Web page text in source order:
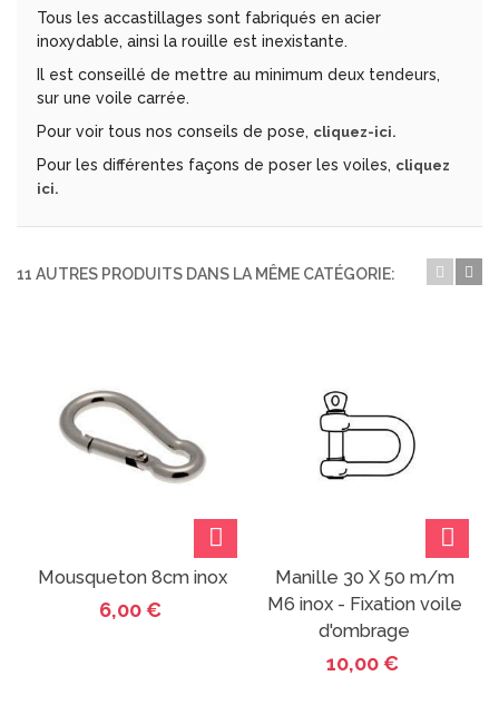
Tous les accastillages sont fabriqués en acier
inoxydable, ainsi la rouille est inexistante.
Il est conseillé de mettre au minimum deux tendeurs,
sur une voile carrée.
Pour voir tous nos conseils de pose, cliquez-ici.
Pour les différentes façons de poser les voiles, cliquez
ici.
11 AUTRES PRODUITS DANS LA MÊME CATÉGORIE:
Mousqueton 8cm inox
6,00 €
Manille 30 X 50 m/m
M6 inox - Fixation voile
d'ombrage
10,00 €